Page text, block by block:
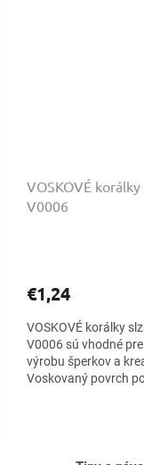
VOSKOVÉ
V0006
€1,24
VOSKOVÉ korálky
V0006 sú vhodné
výrobu šperkov a
Voskovaný povrch